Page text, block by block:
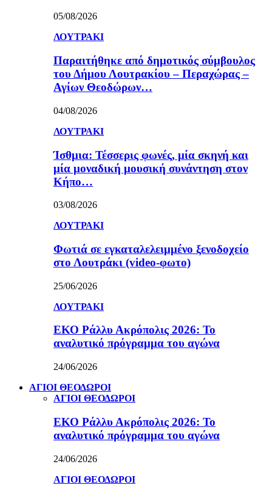
05/08/2026
ΛΟΥΤΡΑΚΙ
Παραιτήθηκε από δημοτικός σύμβουλος
του Δήμου Λουτρακίου – Περαχώρας –
Αγίων Θεοδώρων…
04/08/2026
ΛΟΥΤΡΑΚΙ
Ίσθμια: Τέσσερις φωνές, μία σκηνή και
μία μοναδική μουσική συνάντηση στον
Κήπο…
03/08/2026
ΛΟΥΤΡΑΚΙ
Φωτιά σε εγκαταλελειμμένο ξενοδοχείο
στο Λουτράκι (video-φωτο)
25/06/2026
ΛΟΥΤΡΑΚΙ
ΕΚΟ Ράλλυ Ακρόπολις 2026: Το
αναλυτικό πρόγραμμα του αγώνα
24/06/2026
ΑΓΙΟΙ ΘΕΟΔΩΡΟΙ
ΑΓΙΟΙ ΘΕΟΔΩΡΟΙ
ΕΚΟ Ράλλυ Ακρόπολις 2026: Το
αναλυτικό πρόγραμμα του αγώνα
24/06/2026
ΑΓΙΟΙ ΘΕΟΔΩΡΟΙ